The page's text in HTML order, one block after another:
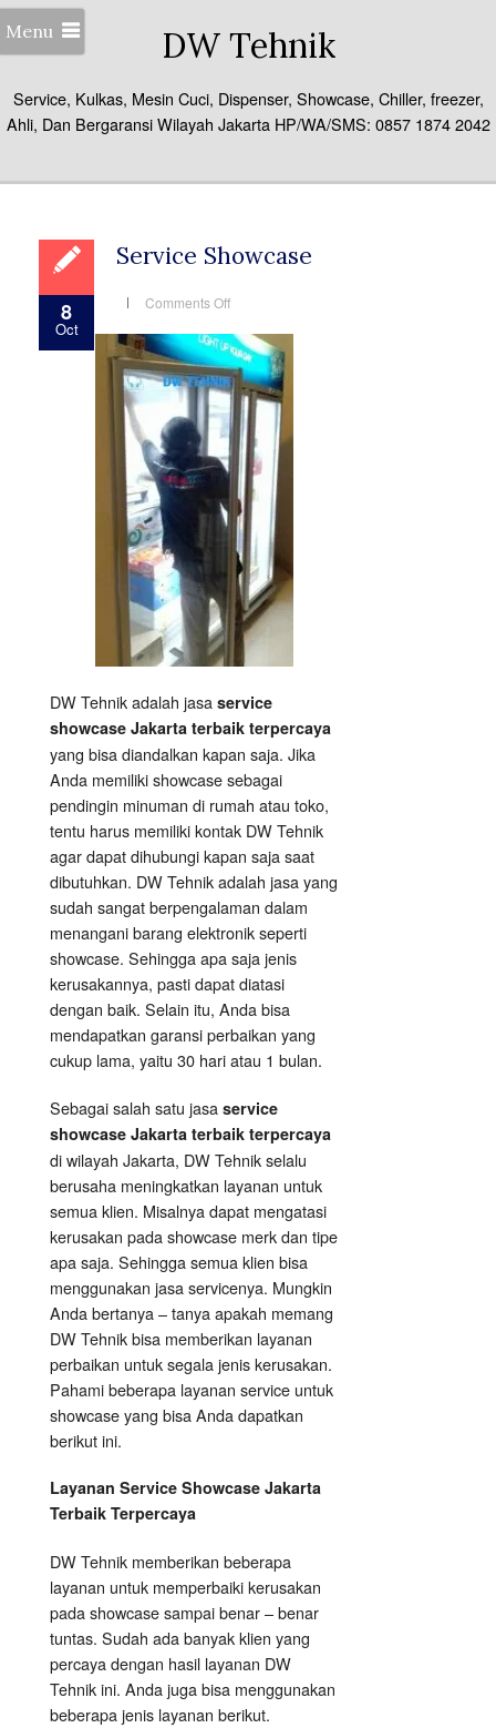
Menu DW Tehnik
Service, Kulkas, Mesin Cuci, Dispenser, Showcase, Chiller, freezer,
Ahli, Dan Bergaransi Wilayah Jakarta HP/WA/SMS: 0857 1874 2042
8
Oct
Service Showcase
Comments Offon
DW Tehnik adalah jasa service
showcase Jakarta terbaik terpercaya
yang bisa diandalkan kapan saja. Jika
Anda memiliki showcase sebagai
pendingin minuman di rumah atau toko,
tentu harus memiliki kontak DW Tehnik
agar dapat dihubungi kapan saja saat
dibutuhkan. DW Tehnik adalah jasa yang
sudah sangat berpengalaman dalam
menangani barang elektronik seperti
showcase. Sehingga apa saja jenis
kerusakannya, pasti dapat diatasi
dengan baik. Selain itu, Anda bisa
mendapatkan garansi perbaikan yang
cukup lama, yaitu 30 hari atau 1 bulan.
Sebagai salah satu jasa service
showcase Jakarta terbaik terpercaya
di wilayah Jakarta, DW Tehnik selalu
berusaha meningkatkan layanan untuk
semua klien. Misalnya dapat mengatasi
kerusakan pada showcase merk dan tipe
apa saja. Sehingga semua klien bisa
menggunakan jasa servicenya. Mungkin
Anda bertanya – tanya apakah memang
DW Tehnik bisa memberikan layanan
perbaikan untuk segala jenis kerusakan.
Pahami beberapa layanan service untuk
showcase yang bisa Anda dapatkan
berikut ini.
Layanan Service Showcase Jakarta
Terbaik Terpercaya
DW Tehnik memberikan beberapa
layanan untuk memperbaiki kerusakan
pada showcase sampai benar – benar
tuntas. Sudah ada banyak klien yang
percaya dengan hasil layanan DW
Tehnik ini. Anda juga bisa menggunakan
beberapa jenis layanan berikut.